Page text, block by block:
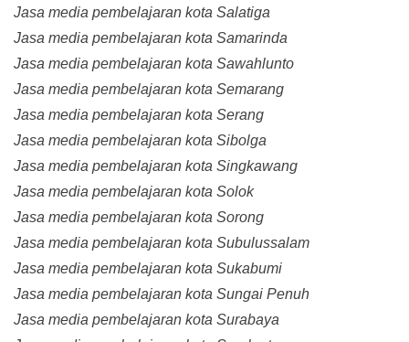
Jasa media pembelajaran kota Salatiga
Jasa media pembelajaran kota Samarinda
Jasa media pembelajaran kota Sawahlunto
Jasa media pembelajaran kota Semarang
Jasa media pembelajaran kota Serang
Jasa media pembelajaran kota Sibolga
Jasa media pembelajaran kota Singkawang
Jasa media pembelajaran kota Solok
Jasa media pembelajaran kota Sorong
Jasa media pembelajaran kota Subulussalam
Jasa media pembelajaran kota Sukabumi
Jasa media pembelajaran kota Sungai Penuh
Jasa media pembelajaran kota Surabaya